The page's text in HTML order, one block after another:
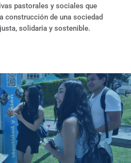
pastorales y sociales que
construcción de una sociedad
solidaria y sostenible.